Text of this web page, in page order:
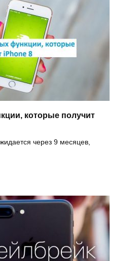
которые получит
через 9 месяцев,